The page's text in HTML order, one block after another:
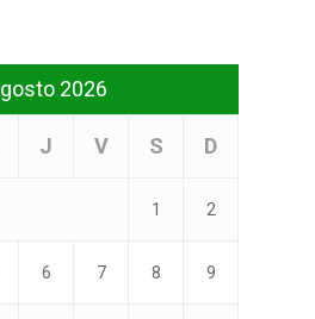
2026
J V S D
1 2
6 7 8 9